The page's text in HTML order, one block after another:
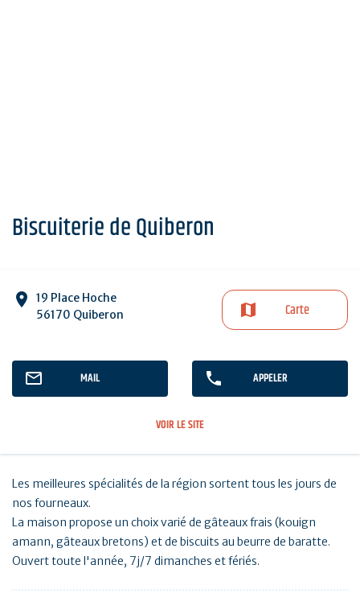
Biscuiterie de Quiberon
19 Place Hoche
56170 Quiberon
Carte
MAIL APPELER
VOIR LE SITE
Les meilleures spécialités de la région sortent tous les jours de
nos fourneaux.
La maison propose un choix varié de gâteaux frais (kouign
amann, gâteaux bretons) et de biscuits au beurre de baratte.
Ouvert toute l'année, 7j/7 dimanches et fériés.